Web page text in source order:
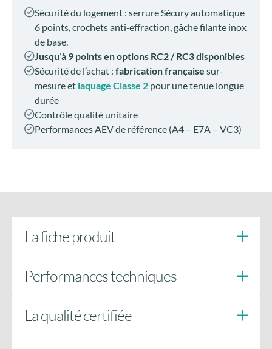
Sécurité du logement : serrure Sécury automatique
6 points, crochets anti‑effraction, gâche filante inox
de base.
Jusqu’à 9 points en options RC2 / RC3 disponibles
Sécurité de l’achat : fabrication française sur-
mesure et laquage Classe 2 pour une tenue longue
durée
Contrôle qualité unitaire
Performances AEV de référence (A4 – E7A – VC3)
La fiche produit
Performances techniques
Cylindre de sécurité débrayable avec 5 clés
La qualité certifiée